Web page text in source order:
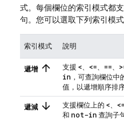
式。每個欄位的索引模式都
句。您可以選取下列索引模式
索引模式 說明
遞增 arrow_upward 支援 <、 <=、 ==、
in ，可查詢欄位
值，以遞增順序排序
遞減 arrow_downward 支援欄位上的 <、 <=
和 not-in 查詢子